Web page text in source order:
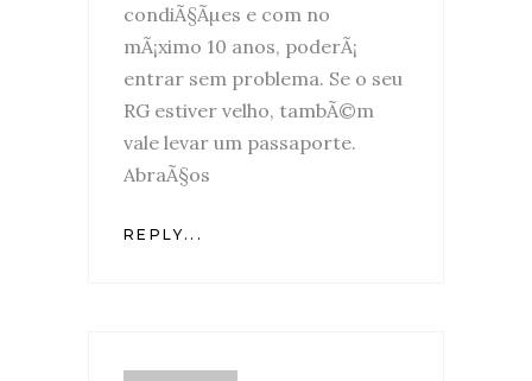
condiÃ§Ãµes e com no
mÃ¡ximo 10 anos, poderÃ¡
entrar sem problema. Se o seu
RG estiver velho, tambÃ©m
vale levar um passaporte.
AbraÃ§os
REPLY...